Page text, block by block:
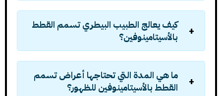
كيف يعالج الطبيب البيطري تسمم القطط
بالأسيتامينوفين؟
ما هي المدة التي تحتاجها أعراض تسمم
القطط بالأسيتامينوفين للظهور؟